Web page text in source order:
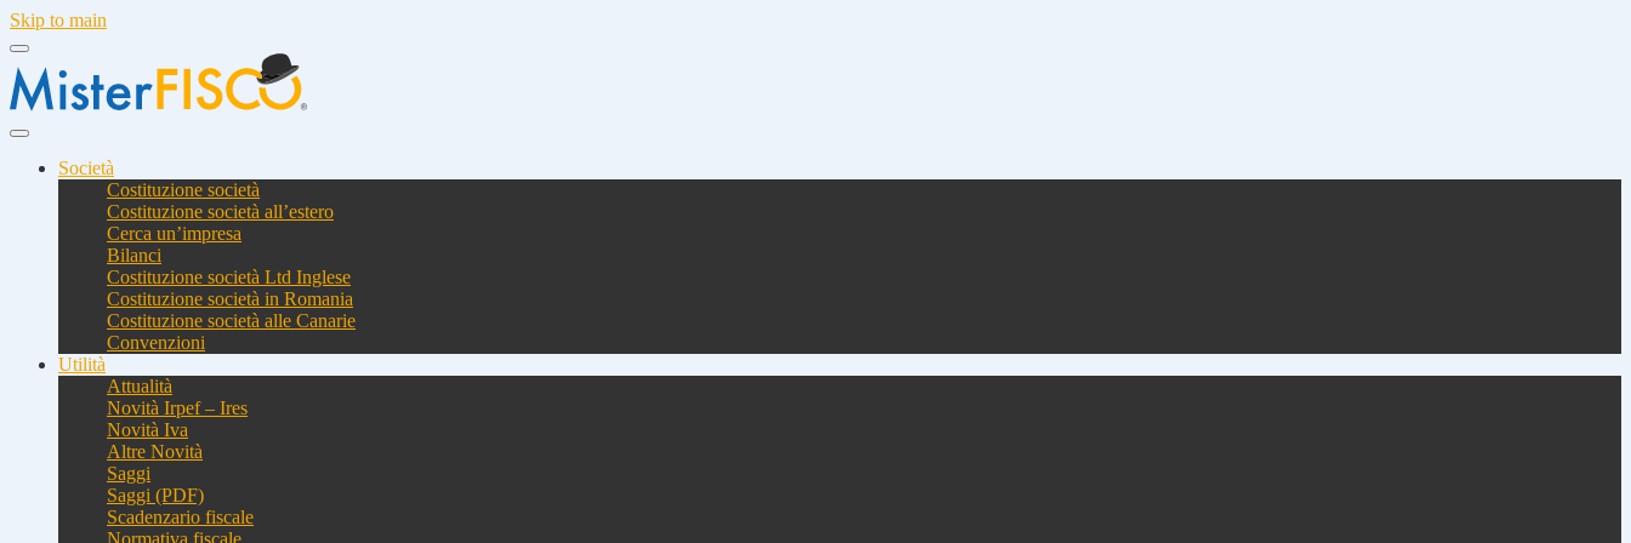
Skip to main
Società
Costituzione società
Costituzione società all’estero
Cerca un’impresa
Bilanci
Costituzione società Ltd Inglese
Costituzione società in Romania
Costituzione società alle Canarie
Convenzioni
Utilità
Attualità
Novità Irpef – Ires
Novità Iva
Altre Novità
Saggi
Saggi (PDF)
Scadenzario fiscale
Normativa fiscale